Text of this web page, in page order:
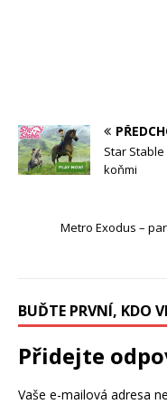
Star
koňmi
Metro Exodus –
BUĎTE PRVNÍ, KDO
Přidejte
Vaše e-mailová adresa